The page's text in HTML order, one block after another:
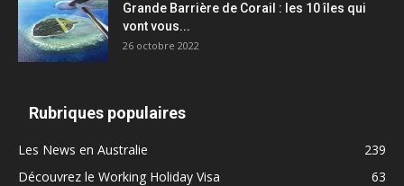
Grande Barrière de Corail : les 10 îles qui
vont vous...
26 octobre 2022
Rubriques populaires
Les News en Australie
239
Découvrez le Working Holiday Visa
63